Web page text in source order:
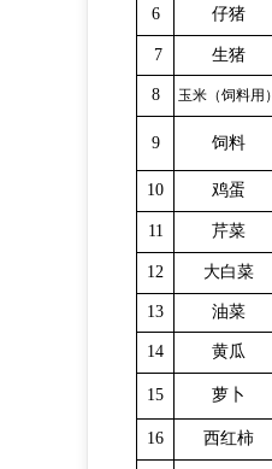
6 仔猪
7 生猪
8 玉米（饲料用）
9 饲料
10 鸡蛋
11 芹菜
12 大白菜
13 油菜
14 黄瓜
15 萝卜
16 西红柿